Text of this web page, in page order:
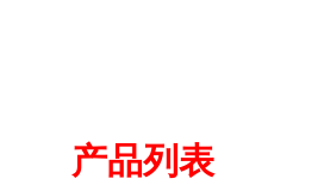
产品列表